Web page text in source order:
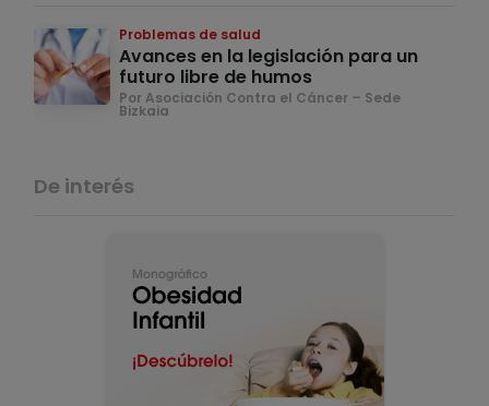
Problemas de salud
Avances en la legislación para un
futuro libre de humos
Por Asociación Contra el Cáncer – Sede
Bizkaia
De interés